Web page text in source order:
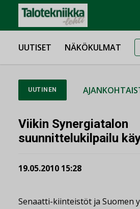
UUTISET NÄKÖKULMAT
UUTINEN
Viikin Synergiatalon
suunnittelukilpailu
19.05.2010 15:28
Senaatti-kiinteistöt ja Suomen